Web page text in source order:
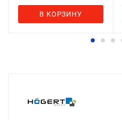
В КОРЗИНУ